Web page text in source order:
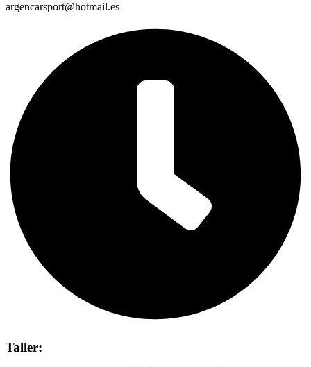
argencarsport@hotmail.es
Taller: